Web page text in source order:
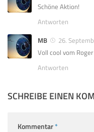
Schöne Aktion!
Antworten
MB
26.
Voll cool vom
Antworten
SCHREIBE EINEN
Kommentar*